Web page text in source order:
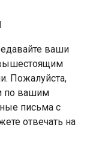
ваши
Пожалуйста,
по вашим
письма с
отвечать на